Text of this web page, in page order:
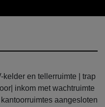
kelder en tellerruimte | trap
inkom met wachtruimte
aangesloten